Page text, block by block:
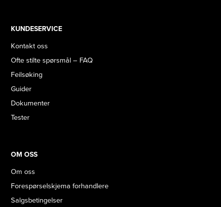
KUNDESERVICE
Kontakt oss
Ofte stilte spørsmål – FAQ
Feilsøking
Guider
Dokumenter
Tester
OM OSS
Om oss
Forespørselskjema forhandlere
Salgsbetingelser